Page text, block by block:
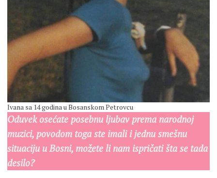
Ivana sa 14 godina u Bosanskom Petrovcu
Oduvek osećate posebnu ljubav prema narodnoj
muzici, povodom toga ste imali i jednu smešnu
situaciju u Bosni, možete li nam ispričati šta se tada
desilo?